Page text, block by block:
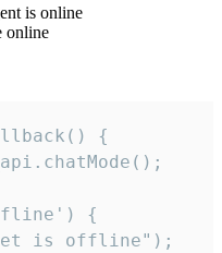
is online
online
{
{
is offline");